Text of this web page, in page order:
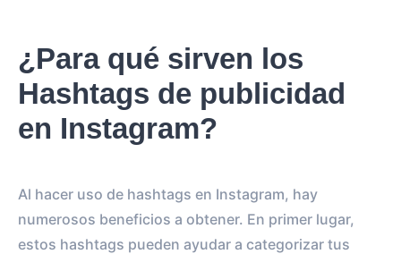
¿Para qué sirven los
Hashtags de publicidad
en Instagram?
Al hacer uso de hashtags en Instagram, hay
numerosos beneficios a obtener. En primer lugar,
estos hashtags pueden ayudar a categorizar tus